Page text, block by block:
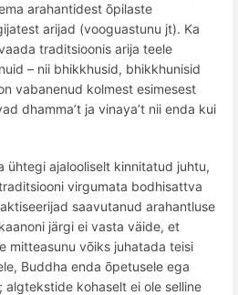
arahantidest õpilaste
arijad (vooguastunu jt). Ka
traditsioonis arija teele
– nii bhikkhusid, bhikkhunisid
vabanenud kolmest esimesest
dhamma’t ja vinaya’t nii enda kui
ühtegi ajalooliselt kinnitatud juhtu,
virgumata bodhisattva
saavutanud arahantluse
järgi ei vasta väide, et
mitteasunu võiks juhatada teisi
Buddha enda õpetusele ega
algtekstide kohaselt ei ole selline